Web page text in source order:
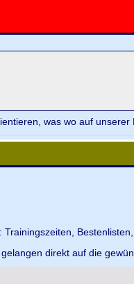
was wo auf unserer
Trainingszeiten,
direkt auf die